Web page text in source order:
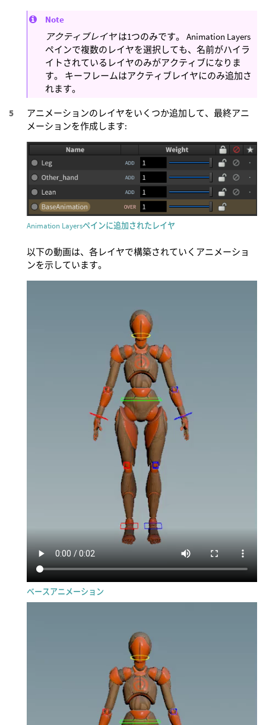
Note
アクティブレイヤは1つのみです。 Animation Layers
ペインで複数のレイヤを選択しても、名前がハイラ
イトされているレイヤのみがアクティブになりま
す。 キーフレームはアクティブレイヤにのみ追加さ
れます。
アニメーションのレイヤをいくつか追加して、最終アニ
メーションを作成します:
Animation Layersペインに追加されたレイヤ
以下の動画は、各レイヤで構築されていくアニメーショ
ンを示しています。
ベースアニメーション